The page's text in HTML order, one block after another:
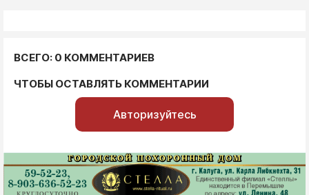
ВСЕГО: 0 КОММЕНТАРИЕВ
ЧТОБЫ ОСТАВЛЯТЬ КОММЕНТАРИИ
Авторизуйтесь